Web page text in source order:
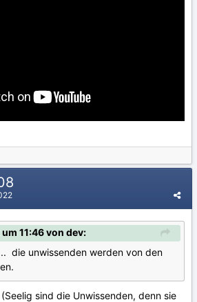
11:46 von dev:
die unwissenden werden von den
(Seelig sind die Unwissenden, denn sie